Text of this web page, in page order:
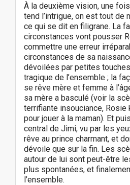
À la deuxième vision, une
tend l’intrigue, on est tout de
ce qui se dit en filigrane. La
circonstances vont pousser
commettre une erreur
circonstances de sa
dévoilées par petites
tragique de l’ensemble ; la
se rêve mère et femme à
sa mère a basculé (voir la
terrifiante insouciance, Rosie
pour jouer à la maman). Et
central de Jimi, vu par les
rêve au prince charmant, et
dévoile que sur la fin. Les
autour de lui sont peut-être
plus spontanées, et
l’ensemble.